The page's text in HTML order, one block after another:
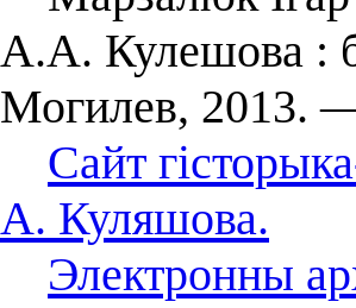
А.А. Кулешова :
Могилев, 2013.
Сайт
А. Куляшова.
Электронны